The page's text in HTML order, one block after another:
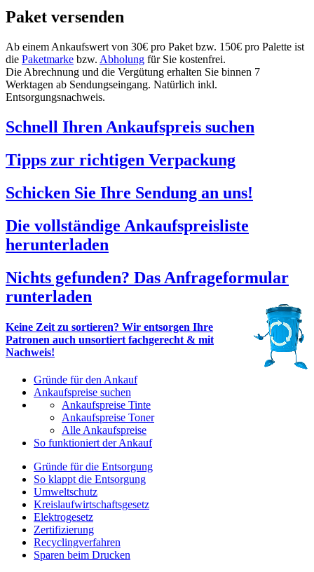
Paket versenden
Ab einem Ankaufswert von 30€ pro Paket bzw. 150€ pro Palette ist
die Paketmarke bzw. Abholung für Sie kostenfrei.
Die Abrechnung und die Vergütung erhalten Sie binnen 7
Werktagen ab Sendungseingang. Natürlich inkl.
Entsorgungsnachweis.
Schnell Ihren Ankaufspreis suchen
Tipps zur richtigen Verpackung
Schicken Sie Ihre Sendung an uns!
Die vollständige Ankaufspreisliste
herunterladen
Nichts gefunden? Das Anfrageformular
runterladen
Keine Zeit zu sortieren? Wir entsorgen Ihre
Patronen auch unsortiert fachgerecht & mit
Nachweis!
Gründe für den Ankauf
Ankaufspreise suchen
Ankaufspreise Tinte
Ankaufspreise Toner
Alle Ankaufspreise
So funktioniert der Ankauf
Gründe für die Entsorgung
So klappt die Entsorgung
Umweltschutz
Kreislaufwirtschaftsgesetz
Elektrogesetz
Zertifizierung
Recyclingverfahren
Sparen beim Drucken